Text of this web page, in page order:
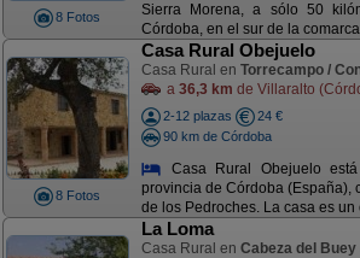
8 Fotos
Sierra Morena, a sólo 50
Córdoba, en el sur de la
8 Fotos
Casa Rural Obejuelo
Casa Rural en Torrecampo /
a 36,3 km de Villaralto
2-12 plazas
24 €
90 km de Córdoba
Casa Rural Obejuelo
provincia de Córdoba (España),
de los Pedroches. La casa es un
La Loma
Casa Rural en Cabeza del Buey